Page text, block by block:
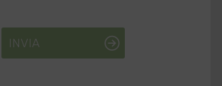
INVIA